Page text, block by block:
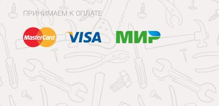
ПРИНИМАЕМ К ОПЛАТЕ